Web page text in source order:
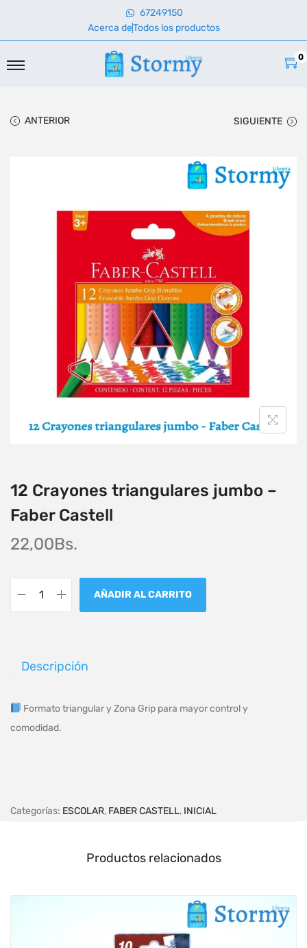
67249150
Acerca deTodos los productos
0
ANTERIOR SIGUIENTE
12 Crayones triangulares jumbo –
Faber Castell
22,00Bs.
AÑADIR AL CARRITO
Descripción
Formato triangular y Zona Grip para mayor control y
comodidad.
Categorías: ESCOLAR, FABER CASTELL, INICIAL
Productos relacionados